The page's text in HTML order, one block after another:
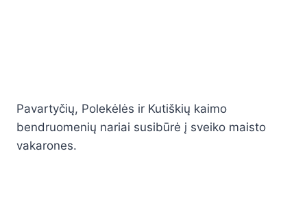
Pavartyčių, Polekėlės ir Kutiškių kaimo
bendruomenių nariai susibūrė į sveiko maisto
vakarones.